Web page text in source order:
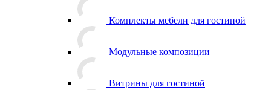
Комплекты мебели для гостиной
Модульные композиции
Витрины для гостиной